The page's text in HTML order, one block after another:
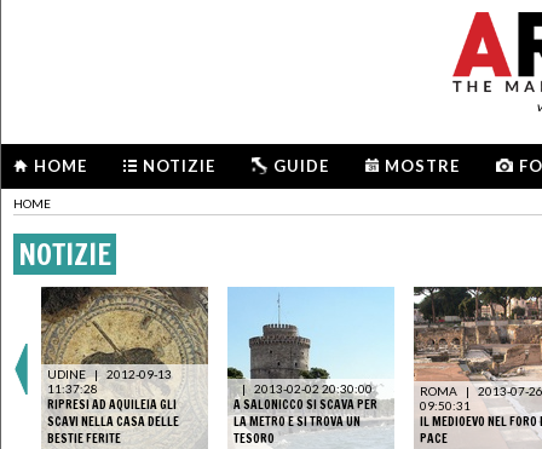
HOME NOTIZIE GUIDE MOSTRE
HOME
NOTIZIE
UDINE | 2012-09-13
11:37:28
RIPRESI AD AQUILEIA GLI
SCAVI NELLA CASA DELLE
BESTIE FERITE
| 2013-02-02 20:30:00
A SALONICCO SI SCAVA PER
LA METRO E SI TROVA UN
TESORO
ROMA |
2013-07-26
09:50:31
IL MEDIOEVO NEL FORO
PACE